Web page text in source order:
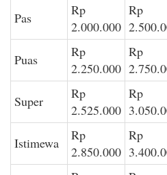
Pas
Rp
2.000.000
Rp
Puas
Rp
2.250.000
Rp
Super
Rp
2.525.000
Rp
Istimewa
Rp
2.850.000
Rp